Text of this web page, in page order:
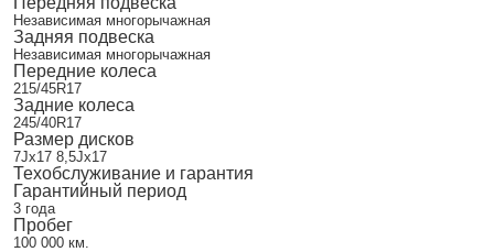
Независимая многорычажная
Задняя подвеска
Независимая многорычажная
Передние колеса
215/45R17
Задние колеса
245/40R17
Размер дисков
7Jx17 8,5Jx17
Техобслуживание и гарантия
Гарантийный период
3 года
Пробег
100 000 км.